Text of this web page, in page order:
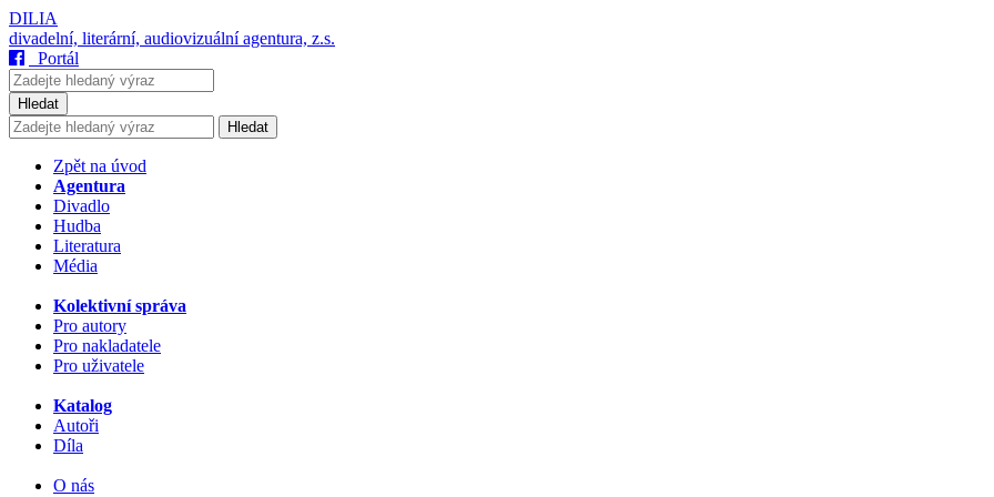
DILIA
divadelní, literární, audiovizuální agentura, z.s.
Portál
Hledat
Hledat
Zpět na úvod
Agentura
Divadlo
Hudba
Literatura
Média
Kolektivní správa
Pro autory
Pro nakladatele
Pro uživatele
Katalog
Autoři
Díla
O nás